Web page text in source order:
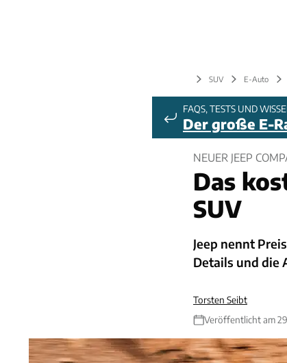
SUV E-Auto
FAQS, TESTS UND
Der große E-
NEUER JEEP
Das
SUV
Jeep nennt
Details und die
Torsten Seibt
Veröffentlicht am